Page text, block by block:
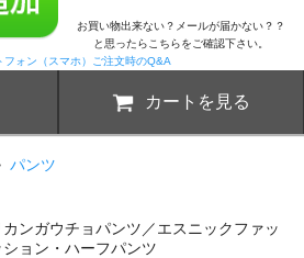
お買い物出来ない？メールが届かない？？
と思ったらこちらをご確認下さい。
フォン（スマホ）ご注文時のQ&A
カートを見る
パンツ
ンガウチョパンツ／エスニックファッ
ョン・ハーフパンツ